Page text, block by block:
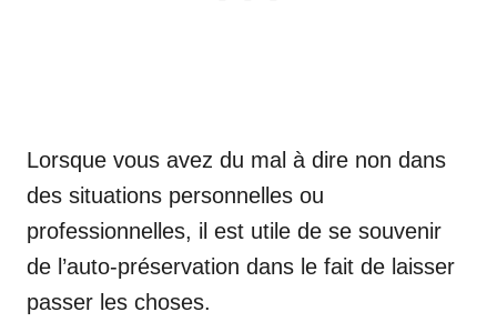
Lorsque vous avez du mal à dire non dans
des situations personnelles ou
professionnelles, il est utile de se souvenir
de l’auto-préservation dans le fait de laisser
passer les choses.